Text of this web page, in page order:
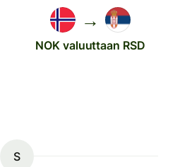
→
NOK valuuttaan RSD
S